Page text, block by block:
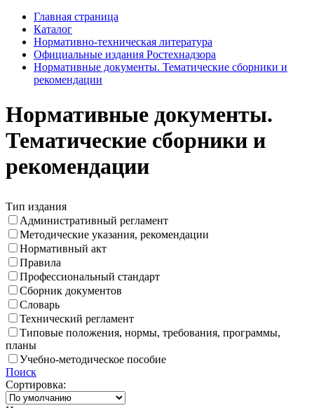
Главная страница
Каталог
Нормативно-техническая литература
Официальные издания Ростехнадзора
Нормативные документы. Тематические сборники и
рекомендации
Нормативные документы.
Тематические сборники и
рекомендации
Тип издания
Административный регламент
Методические указания, рекомендации
Нормативный акт
Правила
Профессиональный стандарт
Сборник документов
Словарь
Технический регламент
Типовые положения, нормы, требования, программы,
планы
Учебно-методическое пособие
Поиск
Сортировка: